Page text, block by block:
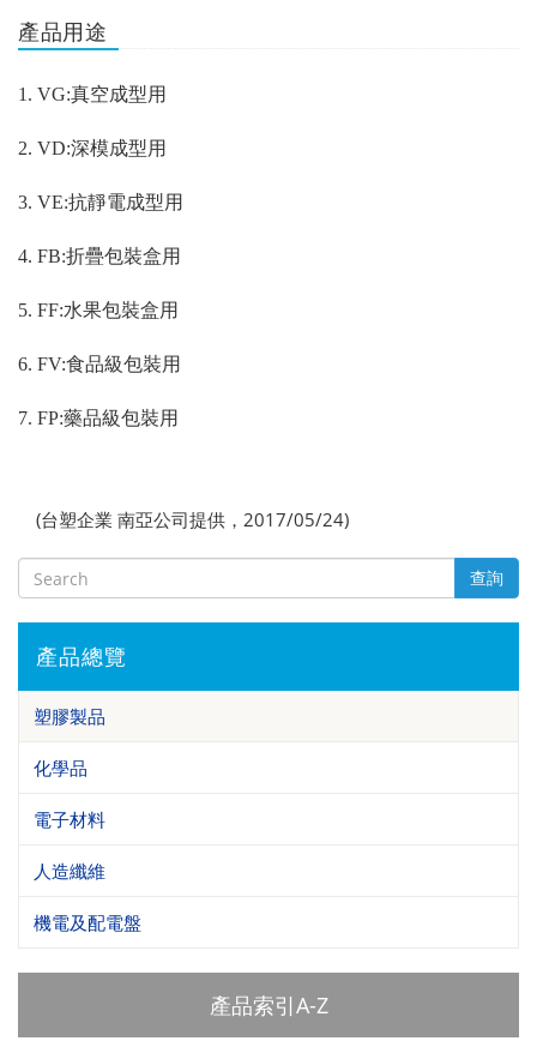
產品用途
1. VG:真空成型用
2. VD:深模成型用
3. VE:抗靜電成型用
4. FB:折疊包裝盒用
5. FF:水果包裝盒用
6. FV:食品級包裝用
7. FP:藥品級包裝用
(台塑企業 南亞公司提供，2017/05/24)
查詢
產品總覽
塑膠製品
化學品
電子材料
人造纖維
機電及配電盤
產品索引A-Z